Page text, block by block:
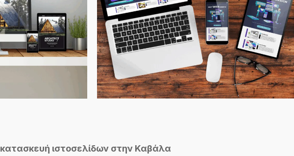
κατασκευή ιστοσελίδων στην Καβάλα